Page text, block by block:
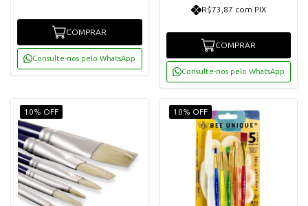
COMPRAR
Consulte-nos pelo WhatsApp
R$73,87 com PIX
COMPRAR
Consulte-nos pelo WhatsApp
10% OFF 10% OFF